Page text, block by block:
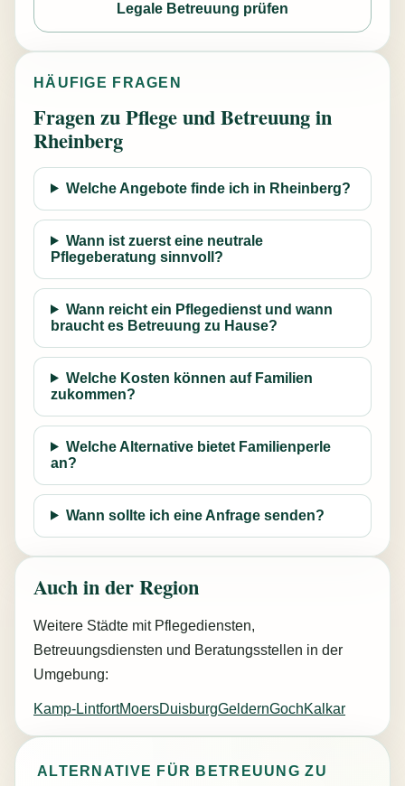
Legale Betreuung prüfen
HÄUFIGE FRAGEN
Fragen zu Pflege und Betreuung in
Rheinberg
Welche Angebote finde ich in Rheinberg?
Wann ist zuerst eine neutrale
Pflegeberatung sinnvoll?
Wann reicht ein Pflegedienst und wann
braucht es Betreuung zu Hause?
Welche Kosten können auf Familien
zukommen?
Welche Alternative bietet Familienperle
an?
Wann sollte ich eine Anfrage senden?
Auch in der Region
Weitere Städte mit Pflegediensten,
Betreuungsdiensten und Beratungsstellen in der
Umgebung:
Kamp-LintfortMoersDuisburgGeldernGochKalkar
ALTERNATIVE FÜR BETREUUNG ZU